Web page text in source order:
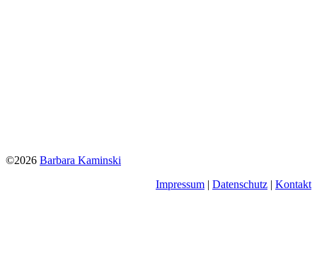
©2026 Barbara Kaminski
Impressum | Datenschutz | Kontakt